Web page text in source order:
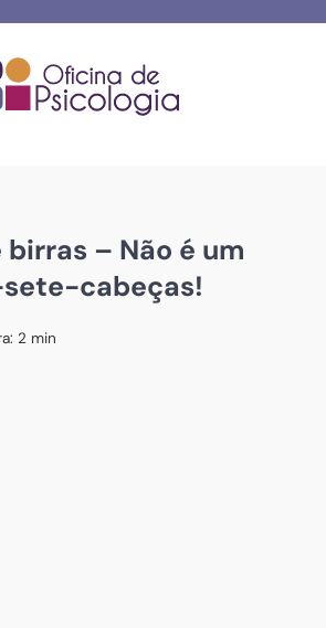
– Não é um
cabeças!
2 min